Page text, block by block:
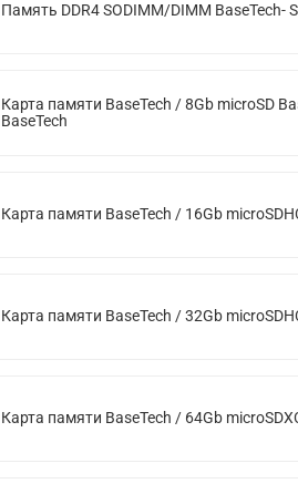
Память DDR4 SODIMM/DIMM BaseTech-
Карта памяти BaseTech / 8Gb microSD
BaseTech
Карта памяти BaseTech / 16Gb
Карта памяти BaseTech / 32Gb
Карта памяти BaseTech / 64Gb